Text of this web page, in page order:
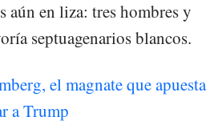
aún en liza: tres hombres y
septuagenarios blancos.
el magnate que apuesta
a Trump